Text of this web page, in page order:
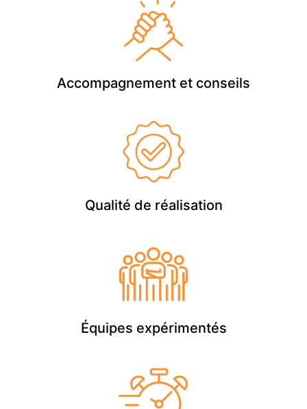
Accompagnement et conseils
Qualité de réalisation
Équipes expérimentés